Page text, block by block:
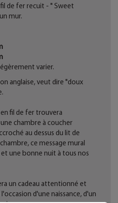
de fer recuit - " Sweet
mur.
varier.
anglaise, veut dire "doux
fil de fer trouvera
chambre à coucher
au dessus du lit de
ce message mural
une bonne nuit à tous nos
un cadeau attentionné et
d'une naissance, d'un